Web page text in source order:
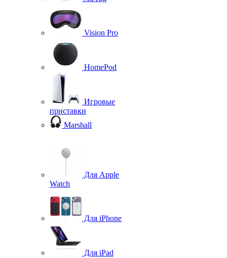
Vision Pro
HomePod
Игровые
приставки
Marshall
Для Apple
Watch
Для iPhone
Для iPad